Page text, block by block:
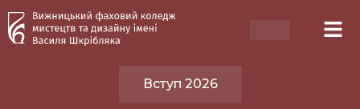
Вступ 2026